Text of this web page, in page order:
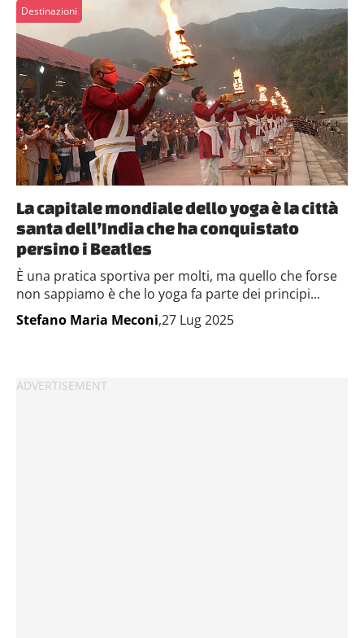
Destinazioni
La capitale mondiale dello yoga è la città
santa dell’India che ha conquistato
persino i Beatles
È una pratica sportiva per molti, ma quello che forse
non sappiamo è che lo yoga fa parte dei principi...
Stefano Maria Meconi,27 Lug 2025